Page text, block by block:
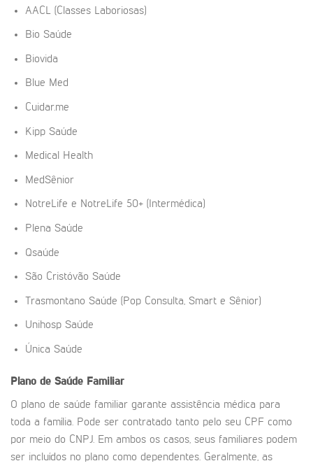
AACL (Classes Laboriosas)
Bio Saúde
Biovida
Blue Med
Cuidar.me
Kipp Saúde
Medical Health
MedSênior
NotreLife e NotreLife 50+ (Intermédica)
Plena Saúde
Qsaúde
São Cristóvão Saúde
Trasmontano Saúde (Pop Consulta, Smart e Sênior)
Unihosp Saúde
Única Saúde
Plano de Saúde Familiar
O plano de saúde familiar garante assistência médica para
toda a família. Pode ser contratado tanto pelo seu CPF como
por meio do CNPJ. Em ambos os casos, seus familiares podem
ser incluídos no plano como dependentes. Geralmente, as